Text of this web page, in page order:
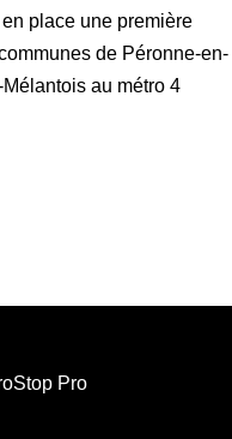
en place une première
de Péronne-en-
au métro 4
Pro